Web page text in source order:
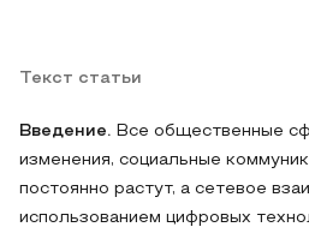
Текст статьи
Введение. Все общественные
изменения, социальные
постоянно растут, а сетевое
использованием цифровых